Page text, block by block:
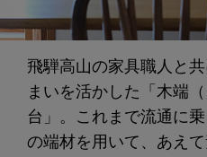
飛騨高山の家具職人と
まいを活かした「木端
台」。これまで流通に
の端材を用いて、あえ